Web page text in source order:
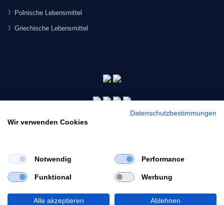
Would you like to view our site in English?
Switch to English
Polnische Lebensmittel
Griechische Lebensmittel
© 2026 Morgenmarkt.de GmbH. Alle Rechte vorbehalten.
Datenschutzbestimmungen
Wir verwenden Cookies
Notwendig Performance
Funktional Werbung
Alle akzeptieren Ablehnen